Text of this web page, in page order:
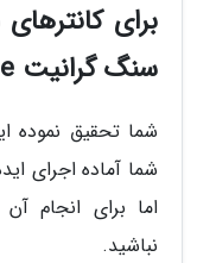
برای
سنگ گرانیت radianstone تماس بگیرید
شما تحقیق نموده
شما آماده اجرای
اما برای انجام
نباشید.